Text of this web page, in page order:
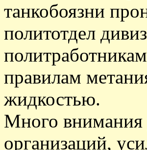
танкобоязни
политотдел
правилам
жидкостью.
Много внимания
организаций,